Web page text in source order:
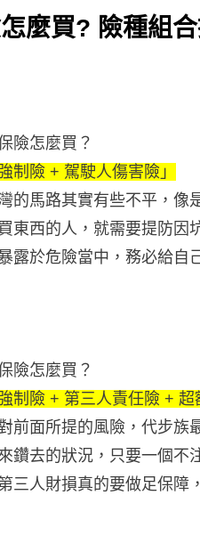
麼買? 險種組
險怎麼買？
強制險 + 駕駛人傷害險」
的馬路其實有些不平，像
東西的人，就需要提防因
露於危險當中，務必給自
險怎麼買？
強制險 + 第三人責任險 + 超
前面所提的風險，代步族
鑽去的狀況，只要一個不
三人財損真的要做足保障